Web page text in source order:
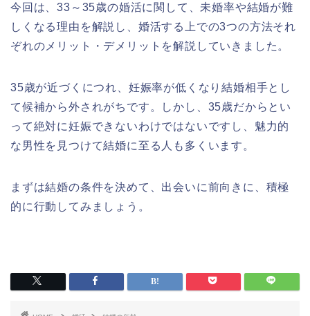
今回は、33～35歳の婚活に関して、未婚率や結婚が難
しくなる理由を解説し、婚活する上での3つの方法それ
ぞれのメリット・デメリットを解説していきました。
35歳が近づくにつれ、妊娠率が低くなり結婚相手とし
て候補から外されがちです。しかし、35歳だからとい
って絶対に妊娠できないわけではないですし、魅力的
な男性を見つけて結婚に至る人も多くいます。
まずは結婚の条件を決めて、出会いに前向きに、積極
的に行動してみましょう。